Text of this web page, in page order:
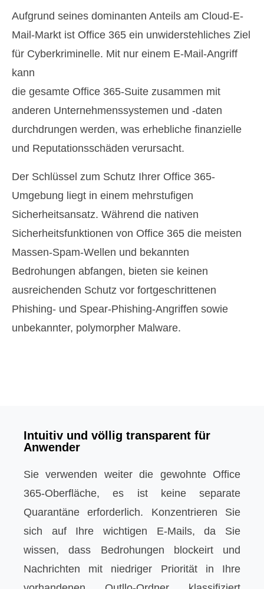
Aufgrund seines dominanten Anteils am Cloud-E-
Mail-Markt ist Office 365 ein unwiderstehliches Ziel
für Cyberkriminelle. Mit nur einem E-Mail-Angriff
kann
die gesamte Office 365-Suite zusammen mit
anderen Unternehmenssystemen und -daten
durchdrungen werden, was erhebliche finanzielle
und Reputationsschäden verursacht.
Der Schlüssel zum Schutz Ihrer Office 365-
Umgebung liegt in einem mehrstufigen
Sicherheitsansatz. Während die nativen
Sicherheitsfunktionen von Office 365 die meisten
Massen-Spam-Wellen und bekannten
Bedrohungen abfangen, bieten sie keinen
ausreichenden Schutz vor fortgeschrittenen
Phishing- und Spear-Phishing-Angriffen sowie
unbekannter, polymorpher Malware.
Intuitiv und völlig transparent für
Anwender
Sie verwenden weiter die gewohnte Office
365-Oberfläche, es ist keine separate
Quarantäne erforderlich. Konzentrieren Sie
sich auf Ihre wichtigen E-Mails, da Sie
wissen, dass Bedrohungen blockeirt und
Nachrichten mit niedriger Priorität in Ihre